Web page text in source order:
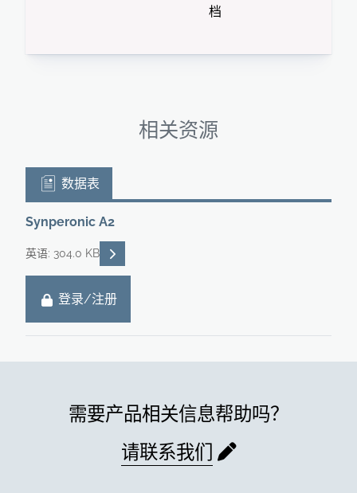
档
相关资源
数据表
Synperonic A2
英语: 304.0 KB READ DESCRIPTIONS
登录/注册
需要产品相关信息帮助吗？
请联系我们